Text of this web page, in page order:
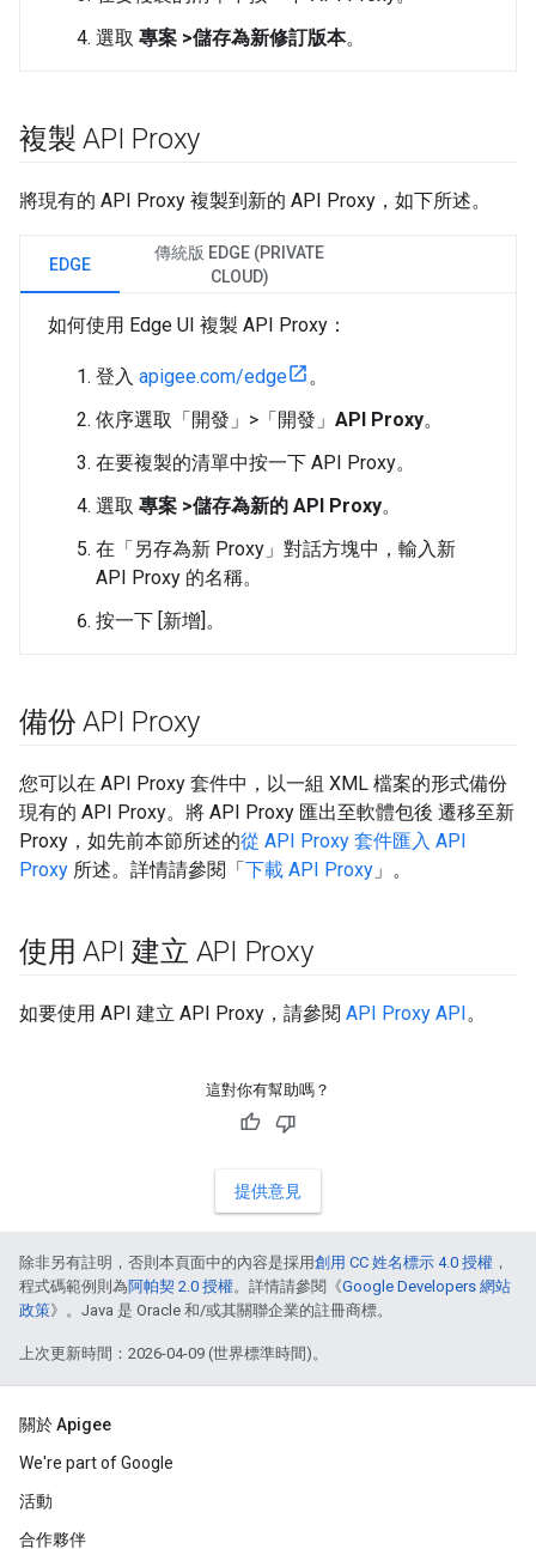
選取 專案 >儲存為新修訂版本。
複製 API Proxy
將現有的 API Proxy 複製到新的 API Proxy，如下所述。
EDGE
傳統版 EDGE (PRIVATE
CLOUD)
如何使用 Edge UI 複製 API Proxy：
登入 apigee.com/edge
。
依序選取「開發」>「開發」 API Proxy。
在要複製的清單中按一下 API Proxy。
選取 專案 >儲存為新的 API Proxy。
在「另存為新 Proxy」對話方塊中，輸入新
API Proxy 的名稱。
按一下 [新增]。
備份 API Proxy
您可以在 API Proxy 套件中，以一組 XML 檔案的形式備份
現有的 API Proxy。將 API Proxy 匯出至軟體包後 遷移至新
Proxy，如先前本節所述的從 API Proxy 套件匯入 API
Proxy 所述。詳情請參閱「下載 API Proxy 」。
使用 API 建立 API Proxy
如要使用 API 建立 API Proxy，請參閱 API Proxy API。
這對你有幫助嗎？
提供意見
除非另有註明，否則本頁面中的內容是採用創用 CC 姓名標示 4.0 授權 ，
程式碼範例則為阿帕契 2.0 授權。詳情請參閱《Google Developers 網站
政策》。Java 是 Oracle 和/或其關聯企業的註冊商標。
上次更新時間：2026-04-09 (世界標準時間)。
關於 Apigee
We're part of Google
活動
合作夥伴